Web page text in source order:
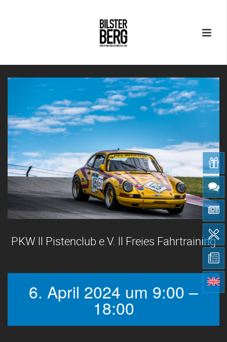
PKW ll Pistenclub e.V. ll Freies Fahrtraining
6. April 2024 um 9:00 –
18:00